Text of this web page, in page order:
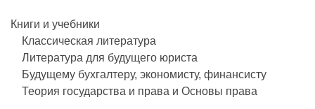
Книги и учебники
Классическая литература
Литература для будущего юриста
Будущему бухгалтеру, экономисту, финансисту
Теория государства и права и Основы права